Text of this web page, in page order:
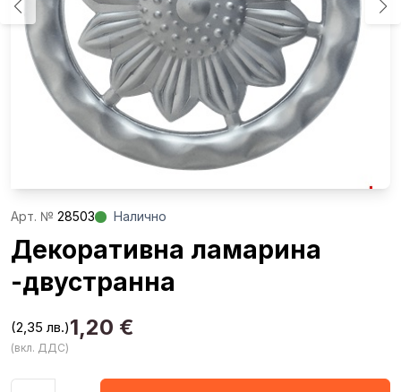
Aрт. № 28503 Налично
Декоративна ламарина
-двустранна
1,20 €
(2,35 лв.)
(вкл. ДДС)